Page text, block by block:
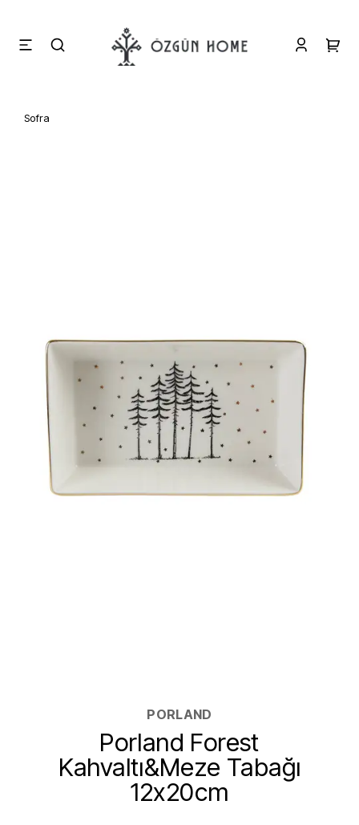
Sofra
PORLAND
Porland Forest
Kahvaltı&Meze Tabağı
12x20cm